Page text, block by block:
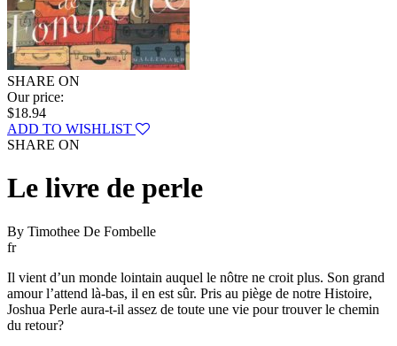
SHARE ON
Our price:
$18.94
ADD TO WISHLIST
SHARE ON
Le livre de perle
By Timothee De Fombelle
fr
Il vient d’un monde lointain auquel le nôtre ne croit plus. Son grand
amour l’attend là-bas, il en est sûr. Pris au piège de notre Histoire,
Joshua Perle aura-t-il assez de toute une vie pour trouver le chemin
du retour?